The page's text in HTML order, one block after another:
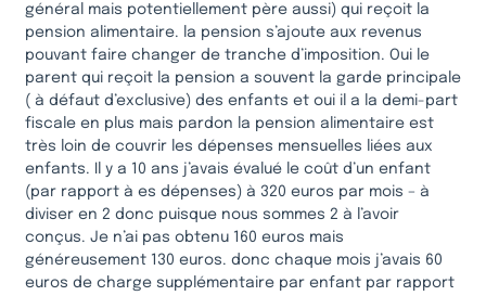
général mais potentiellement père aussi) qui reçoit la
pension alimentaire. la pension s’ajoute aux revenus
pouvant faire changer de tranche d’imposition. Oui le
parent qui reçoit la pension a souvent la garde principale
( à défaut d’exclusive) des enfants et oui il a la demi-part
fiscale en plus mais pardon la pension alimentaire est
très loin de couvrir les dépenses mensuelles liées aux
enfants. Il y a 10 ans j’avais évalué le coût d’un enfant
(par rapport à es dépenses) à 320 euros par mois – à
diviser en 2 donc puisque nous sommes 2 à l’avoir
conçus. Je n’ai pas obtenu 160 euros mais
généreusement 130 euros. donc chaque mois j’avais 60
euros de charge supplémentaire par enfant par rapport